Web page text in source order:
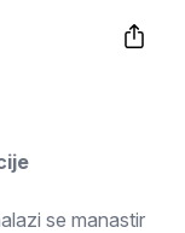
se manastir